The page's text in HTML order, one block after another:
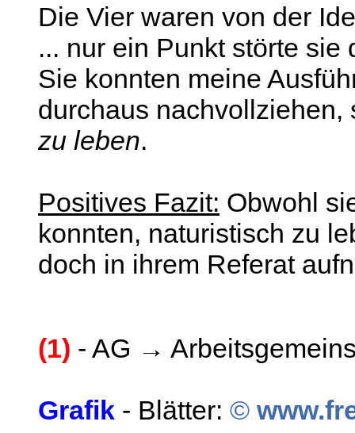
Die Vier waren von der
... nur ein Punkt störte
Sie konnten meine
durchaus
zu leben.
Positives Fazit: Obwohl
konnten, naturistisch zu
doch in ihrem Referat
(1) - AG →
Grafik - Blätter: ©